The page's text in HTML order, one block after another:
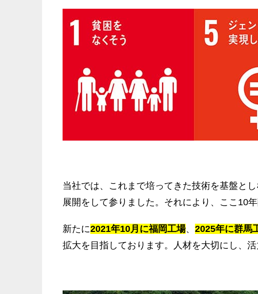
当社では、これまで培ってきた技術を基盤と
展開をして参りました。それにより、ここ10
新たに2021年10月に福岡工場、 2025年に群馬
拡大を目指しております。人材を大切にし、